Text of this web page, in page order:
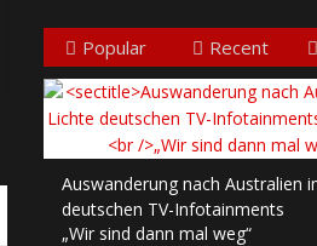
Popular Recent
Auswanderung nach Australien
deutschen TV-Infotainments
„Wir sind dann mal weg“